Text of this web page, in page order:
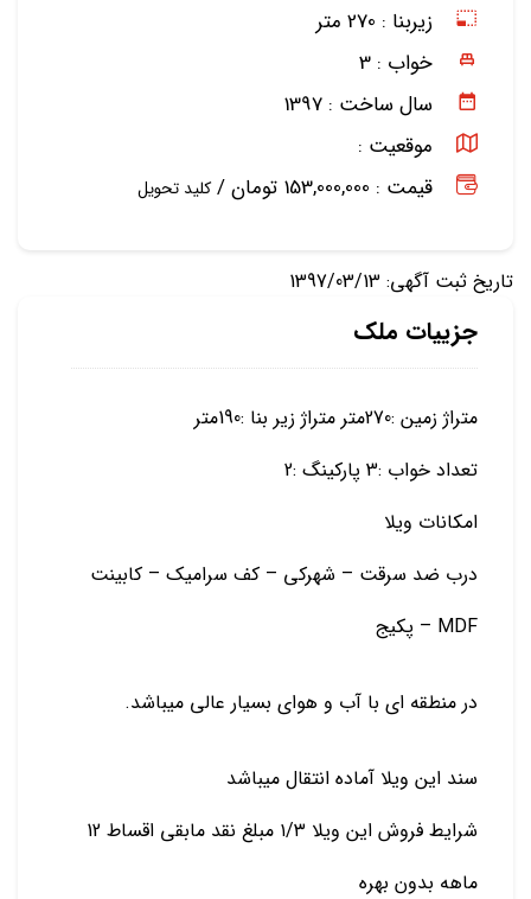
زیربنا : 270 متر
خواب : 3
سال ساخت : 1397
موقعیت :
قیمت : 153,000,000 تومان /
کلید تحویل
تاریخ ثبت آگهی: 1397/03/13
جزییات ملک
متراژ زمین :270متر متراژ زیر بنا :190متر
تعداد خواب :3 پارکینگ :2
امکانات ویلا
درب ضد سرقت – شهرکی – کف سرامیک – کابینت
MDF – پکیج
در منطقه ای با آب و هوای بسیار عالی میباشد.
سند این ویلا آماده انتقال میباشد
شرایط فروش این ویلا ۱/۳ مبلغ نقد مابقی اقساط 12
ماهه بدون بهره